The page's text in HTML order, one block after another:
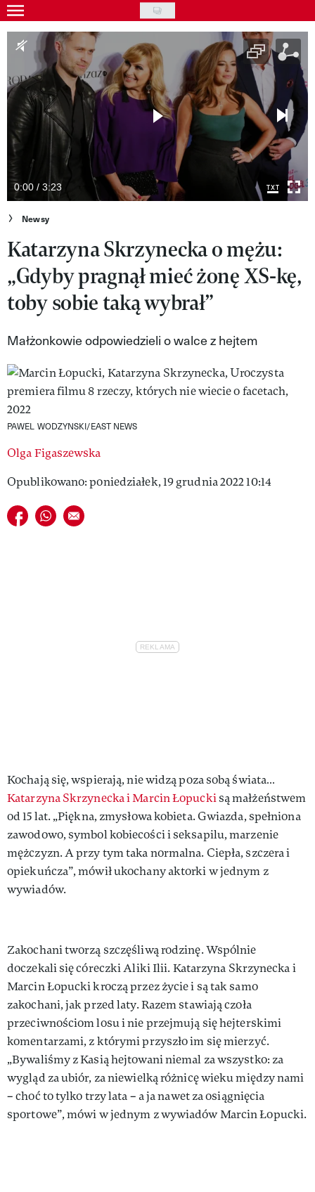
Skip
to
main
content
Gwiazdy
Ludzie
Moda
Uroda
Styl życia
Kultura
Wideo
Nasze akcje
VIVA!ART
VIVA!MODA
VIVA!PEOPLE POWER
MAGAZYN VIVA!
0:00 / 3:23
Newsy
Katarzyna Skrzynecka o mężu:
„Gdyby pragnął mieć żonę XS-kę,
toby sobie taką wybrał”
Małżonkowie odpowiedzieli o walce z hejtem
PAWEL WODZYNSKI/EAST NEWS
Olga Figaszewska
Opublikowano: poniedziałek, 19 grudnia 2022 10:14
Udostępnij na facebook
Udostępnij na whatsapp
E-mail do przyjaciela
Kochają się, wspierają, nie widzą poza sobą świata…
Katarzyna Skrzynecka i Marcin Łopuckisą małżeństwem
od 15 lat. „Piękna, zmysłowa kobieta. Gwiazda, spełniona
zawodowo, symbol kobiecości i seksapilu, marzenie
mężczyzn. A przy tym taka normalna. Ciepła, szczera i
opiekuńcza”, mówił ukochany aktorki w jednym z
wywiadów.
Zakochani tworzą szczęśliwą rodzinę. Wspólnie
doczekali się córeczki Aliki Ilii. Katarzyna Skrzynecka i
Marcin Łopucki kroczą przez życie i są tak samo
zakochani, jak przed laty. Razem stawiają czoła
przeciwnościom losu i nie przejmują się hejterskimi
komentarzami, z którymi przyszło im się mierzyć.
„Bywaliśmy z Kasią hejtowani niemal za wszystko: za
wygląd za ubiór, za niewielką różnicę wieku między nami
– choć to tylko trzy lata – a ja nawet za osiągnięcia
sportowe”, mówi w jednym z wywiadów Marcin Łopucki.